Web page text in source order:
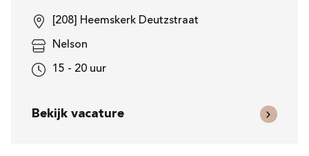
[208] Heemskerk Deutzstraat
Nelson
15 - 20 uur
Bekijk vacature